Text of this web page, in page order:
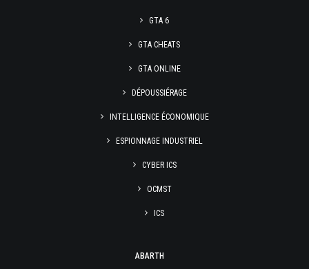
GTA 6
GTA CHEATS
GTA ONLINE
DÉPOUSSIÉRAGE
INTELLIGENCE ÉCONOMIQUE
ESPIONNAGE INDUSTRIEL
CYBER ICS
OCMST
ICS
ABARTH